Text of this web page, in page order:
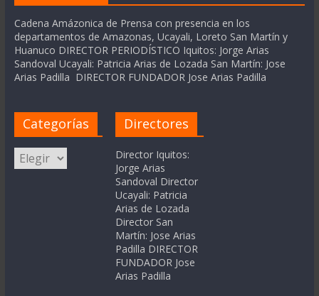
Cadena Amázonica de Prensa con presencia en los
departamentos de Amazonas, Ucayali, Loreto San Martín y
Huanuco DIRECTOR PERIODÍSTICO Iquitos: Jorge Arias
Sandoval Ucayali: Patricia Arias de Lozada San Martín: Jose
Arias Padilla DIRECTOR FUNDADOR Jose Arias Padilla
Categorías
Categorías
Directores
Director Iquitos:
Jorge Arias
Sandoval Director
Ucayali: Patricia
Arias de Lozada
Director San
Martín: Jose Arias
Padilla DIRECTOR
FUNDADOR Jose
Arias Padilla